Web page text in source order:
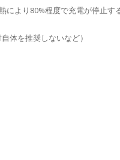
より80%程度で充電が停止す
体を推奨しないなど）